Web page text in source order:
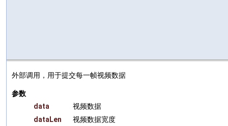
外部调用，用于提交每一帧视频数据
参数
data
视频数据
dataLen
视频数据宽度